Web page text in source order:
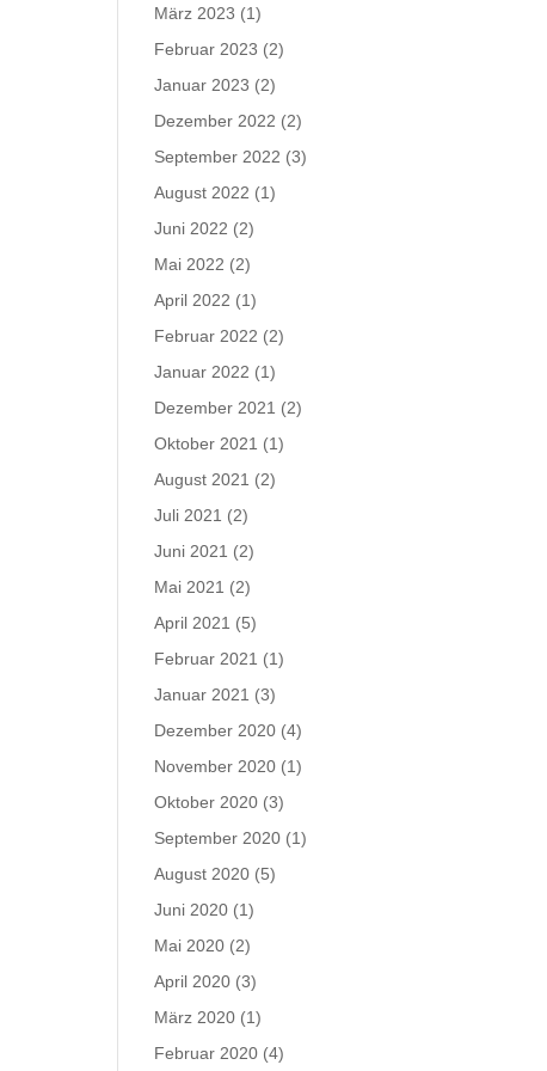
März 2023 (1)
Februar 2023 (2)
Januar 2023 (2)
Dezember 2022 (2)
September 2022 (3)
August 2022 (1)
Juni 2022 (2)
Mai 2022 (2)
April 2022 (1)
Februar 2022 (2)
Januar 2022 (1)
Dezember 2021 (2)
Oktober 2021 (1)
August 2021 (2)
Juli 2021 (2)
Juni 2021 (2)
Mai 2021 (2)
April 2021 (5)
Februar 2021 (1)
Januar 2021 (3)
Dezember 2020 (4)
November 2020 (1)
Oktober 2020 (3)
September 2020 (1)
August 2020 (5)
Juni 2020 (1)
Mai 2020 (2)
April 2020 (3)
März 2020 (1)
Februar 2020 (4)